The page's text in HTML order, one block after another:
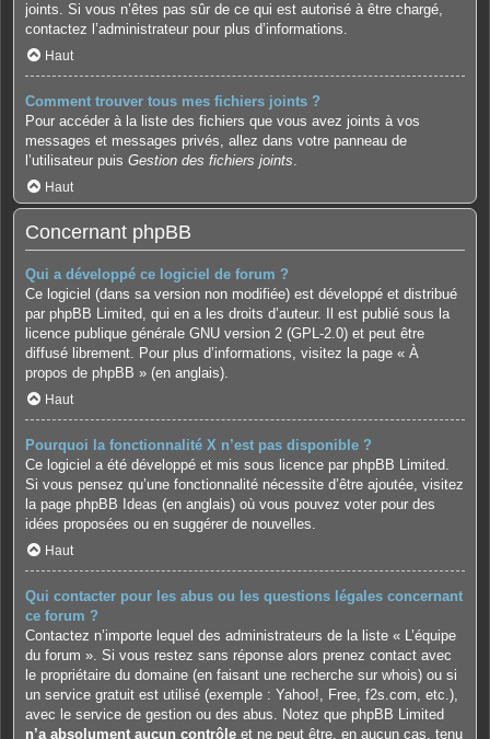
joints. Si vous n’êtes pas sûr de ce qui est autorisé à être chargé,
contactez l’administrateur pour plus d’informations.
Haut
Comment trouver tous mes fichiers joints ?
Pour accéder à la liste des fichiers que vous avez joints à vos
messages et messages privés, allez dans votre panneau de
l’utilisateur puis Gestion des fichiers joints.
Haut
Concernant phpBB
Qui a développé ce logiciel de forum ?
Ce logiciel (dans sa version non modifiée) est développé et distribué
par phpBB Limited, qui en a les droits d’auteur. Il est publié sous la
licence publique générale GNU version 2 (GPL-2.0) et peut être
diffusé librement. Pour plus d’informations, visitez la page « À
propos de phpBB » (en anglais).
Haut
Pourquoi la fonctionnalité X n’est pas disponible ?
Ce logiciel a été développé et mis sous licence par phpBB Limited.
Si vous pensez qu’une fonctionnalité nécessite d’être ajoutée, visitez
la page phpBB Ideas (en anglais) où vous pouvez voter pour des
idées proposées ou en suggérer de nouvelles.
Haut
Qui contacter pour les abus ou les questions légales concernant
ce forum ?
Contactez n’importe lequel des administrateurs de la liste « L’équipe
du forum ». Si vous restez sans réponse alors prenez contact avec
le propriétaire du domaine (en faisant une recherche sur whois) ou si
un service gratuit est utilisé (exemple : Yahoo!, Free, f2s.com, etc.),
avec le service de gestion ou des abus. Notez que phpBB Limited
n’a absolument aucun contrôle et ne peut être, en aucun cas, tenu